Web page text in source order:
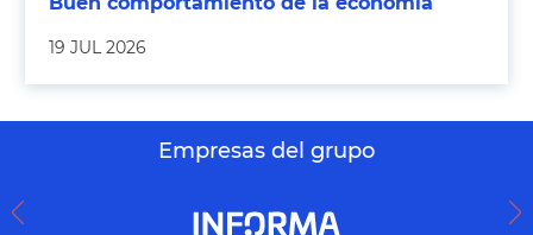
19 JUL 2026
Empresas del grupo